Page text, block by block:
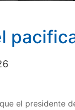
el presidente